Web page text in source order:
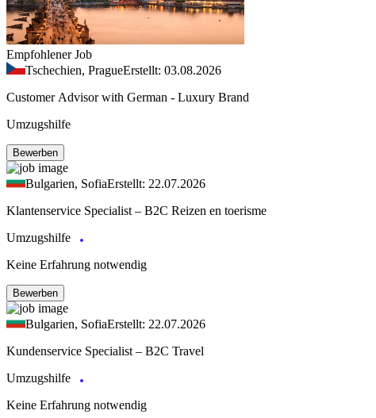
Empfohlener Job
Tschechien, PragueErstellt: 03.08.2026
Customer Advisor with German - Luxury Brand
Umzugshilfe
Bewerben
Bulgarien, SofiaErstellt: 22.07.2026
Klantenservice Specialist – B2C Reizen en toerisme
Umzugshilfe
Keine Erfahrung notwendig
Bewerben
Bulgarien, SofiaErstellt: 22.07.2026
Kundenservice Specialist – B2C Travel
Umzugshilfe
Keine Erfahrung notwendig